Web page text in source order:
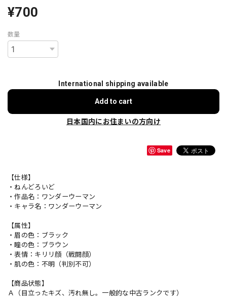
¥700
数量
International shipping available
Add to cart
日本国内にお住まいの方向け
Save
【仕様】
・ねんどろいど
・作品名：ワンダーウーマン
・キャラ名：ワンダーウーマン
【属性】
・眉の色：ブラック
・瞳の色：ブラウン
・表情：キリリ顔（戦闘顔）
・肌の色：不明（判別不可）
【商品状態】
Ａ（目立ったキズ、汚れ無し。一般的な中古ランクです）